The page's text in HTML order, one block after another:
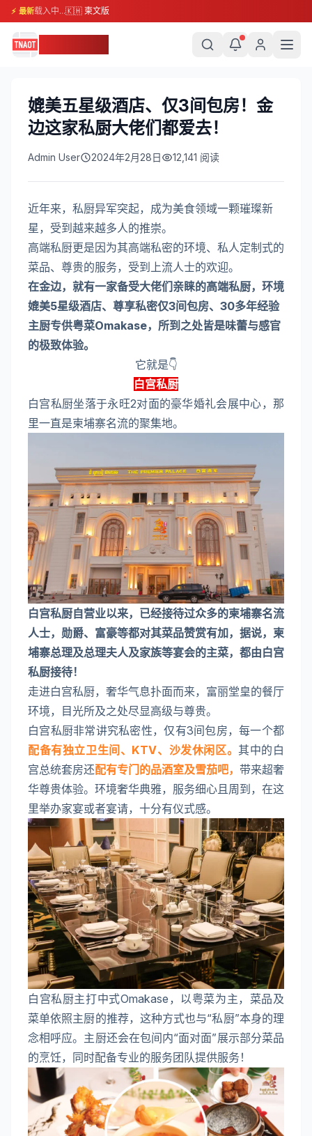
⚡ 最新载入中...🇰🇭 柬文版
媲美五星级酒店、仅3间包房！金
边这家私厨大佬们都爱去！
Admin User 2024年2月28日 12,141 阅读
近年来，私厨异军突起，成为美食领域一颗璀璨新
星，受到越来越多人的推崇。
高端私厨更是因为其高端私密的环境、私人定制式的
菜品、尊贵的服务，受到上流人士的欢迎。
在金边，就有一家备受大佬们亲睐的高端私厨，环境
媲美5星级酒店、尊享私密仅3间包房、30多年经验
主厨专供粤菜Omakase，所到之处皆是味蕾与感官
的极致体验。
它就是👇
白宫私厨
白宫私厨坐落于永旺2对面的豪华婚礼会展中心，那
里一直是柬埔寨名流的聚集地。
白宫私厨自营业以来，已经接待过众多的柬埔寨名流
人士，勋爵、富豪等都对其菜品赞赏有加，据说，柬
埔寨总理及总理夫人及家族等宴会的主菜，都由白宫
私厨接待！
走进白宫私厨，奢华气息扑面而来，富丽堂皇的餐厅
环境，目光所及之处尽显高级与尊贵。
白宫私厨非常讲究私密性，仅有3间包房，每一个都
配备有独立卫生间、KTV、沙发休闲区。其中的白
宫总统套房还配有专门的品酒室及雪茄吧， 带来超奢
华尊贵体验。环境奢华典雅，服务细心且周到，在这
里举办家宴或者宴请，十分有仪式感。
白宫私厨主打中式Omakase，以粤菜为主，菜品及
菜单依照主厨的推荐，这种方式也与“私厨”本身的理
念相呼应。主厨还会在包间内“面对面”展示部分菜品
的烹饪，同时配备专业的服务团队提供服务！